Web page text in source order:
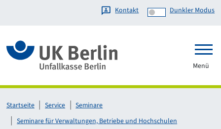
Kontakt Dunkler Modus
Menü
Startseite Service
Seminare
Seminare für Verwaltungen, Betriebe und Hochschulen